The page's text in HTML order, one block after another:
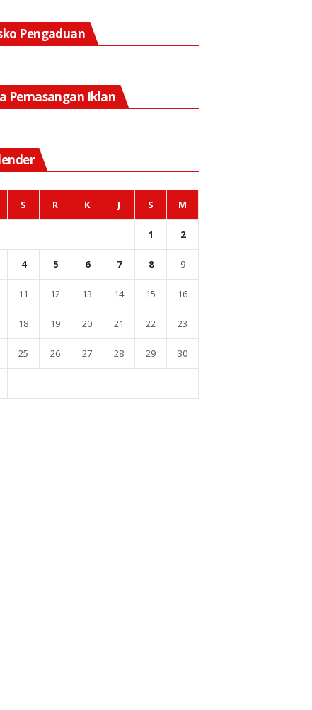
Pengaduan
Pemasangan Iklan
S R K J S M
1 2
4 5 6 7 8 9
11 12 13 14 15 16
18 19 20 21 22 23
25 26 27 28 29 30